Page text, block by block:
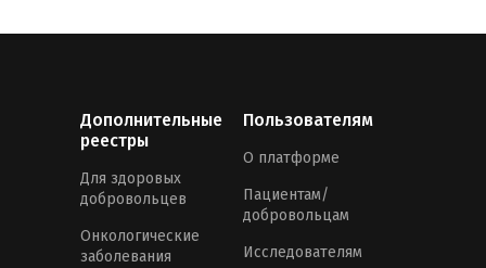
Дополнительные
реестры
Для здоровых
добровольцев
Онкологические
заболевания
Пользователям
О платформе
Пациентам/
добровольцам
Исследователям